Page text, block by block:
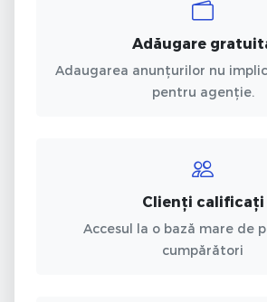
Adăugare
Adaugarea anunțurilor nu
pentru agenție.
Clienți calificați
Accesul la o bază mare de
cumpărători